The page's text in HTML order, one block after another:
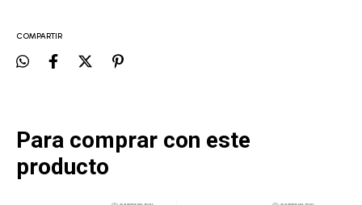
COMPARTIR
Para comprar con este
producto